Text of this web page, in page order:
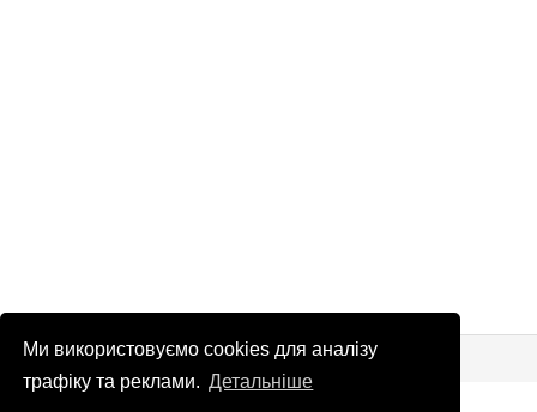
Ми використовуємо cookies для аналізу
трафіку та реклами. Детальніше
© Патріоти України 2026
Правова інформація